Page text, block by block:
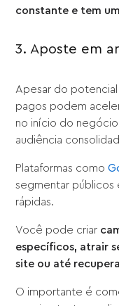
constante e tem
3. Aposte em
Apesar do
pagos podem
no início do
audiência
Plataformas como
segmentar públicos
rápidas.
Você pode criar
específicos, atrair
site ou até
O importante é